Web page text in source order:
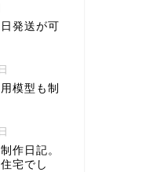
発送が可
模型も制
作日記。
宅でし